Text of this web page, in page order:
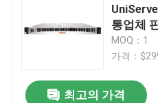
통업체
MOQ：1
가격：
최고의 가격